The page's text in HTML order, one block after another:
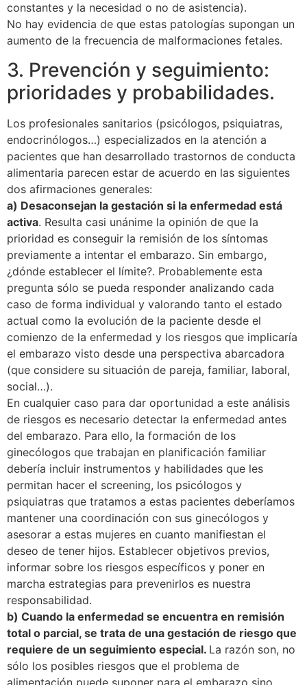
constantes y la necesidad o no de asistencia).
No hay evidencia de que estas patologías supongan un
aumento de la frecuencia de malformaciones fetales.
3. Prevención y seguimiento:
prioridades y probabilidades.
Los profesionales sanitarios (psicólogos, psiquiatras,
endocrinólogos…) especializados en la atención a
pacientes que han desarrollado trastornos de conducta
alimentaria parecen estar de acuerdo en las siguientes
dos afirmaciones generales:
a) Desaconsejan la gestación si la enfermedad está
activa. Resulta casi unánime la opinión de que la
prioridad es conseguir la remisión de los síntomas
previamente a intentar el embarazo. Sin embargo,
¿dónde establecer el límite?. Probablemente esta
pregunta sólo se pueda responder analizando cada
caso de forma individual y valorando tanto el estado
actual como la evolución de la paciente desde el
comienzo de la enfermedad y los riesgos que implicaría
el embarazo visto desde una perspectiva abarcadora
(que considere su situación de pareja, familiar, laboral,
social…).
En cualquier caso para dar oportunidad a este análisis
de riesgos es necesario detectar la enfermedad antes
del embarazo. Para ello, la formación de los
ginecólogos que trabajan en planificación familiar
debería incluir instrumentos y habilidades que les
permitan hacer el screening, los psicólogos y
psiquiatras que tratamos a estas pacientes deberíamos
mantener una coordinación con sus ginecólogos y
asesorar a estas mujeres en cuanto manifiestan el
deseo de tener hijos. Establecer objetivos previos,
informar sobre los riesgos específicos y poner en
marcha estrategias para prevenirlos es nuestra
responsabilidad.
b) Cuando la enfermedad se encuentra en remisión
total o parcial, se trata de una gestación de riesgo que
requiere de un seguimiento especial. La razón son, no
sólo los posibles riesgos que el problema de
alimentación puede suponer para el embarazo sino